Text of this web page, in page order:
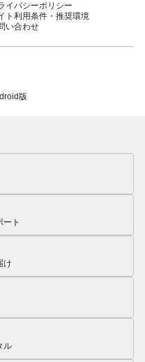
イバシーポリシー
ト利用条件・推奨環境
い合わせ
版
ート
け
ル